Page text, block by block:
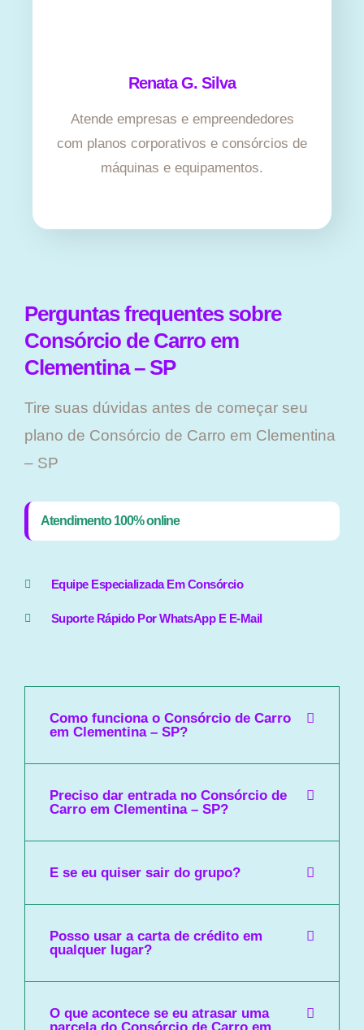
Renata G. Silva
Atende empresas e empreendedores
com planos corporativos e consórcios de
máquinas e equipamentos.
Perguntas frequentes sobre
Consórcio de Carro em
Clementina – SP
Tire suas dúvidas antes de começar seu
plano ​de Consórcio de Carro em Clementina
– SP
Atendimento 100% online
Equipe Especializada Em Consórcio
Suporte Rápido Por WhatsApp E E-Mail
Como funciona o Consórcio de Carro
em Clementina – SP?
Preciso dar entrada no Consórcio de
Carro em Clementina – SP?
E se eu quiser sair do grupo?
Posso usar a carta de crédito em
qualquer lugar?
O que acontece se eu atrasar uma